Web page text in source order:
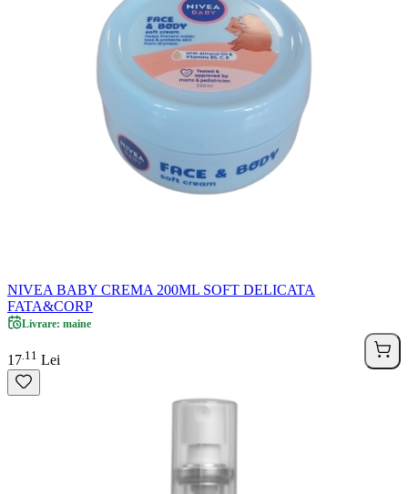
NIVEA BABY CREMA 200ML SOFT DELICATA
FATA&CORP
Livrare: maine
17 11 Lei